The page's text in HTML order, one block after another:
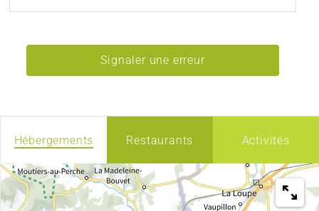
Signaler une erreur
Hébergements Restaurants Activités